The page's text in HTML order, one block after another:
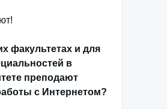
факультетах и для
в
преподают
с Интернетом?